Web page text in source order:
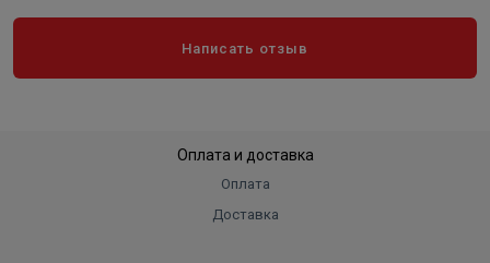
Написать отзыв
Оплата и доставка
Оплата
Доставка